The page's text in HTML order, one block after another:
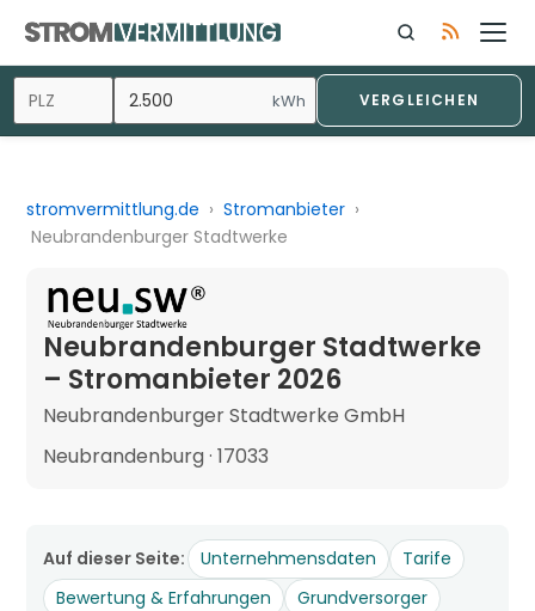
kWh VERGLEICHEN
stromvermittlung.de › Stromanbieter ›
Neubrandenburger Stadtwerke
Neubrandenburger Stadtwerke
– Stromanbieter 2026
Neubrandenburger Stadtwerke GmbH
Neubrandenburg · 17033
Auf dieser Seite: Unternehmensdaten
Tarife
Bewertung & Erfahrungen
Grundversorger